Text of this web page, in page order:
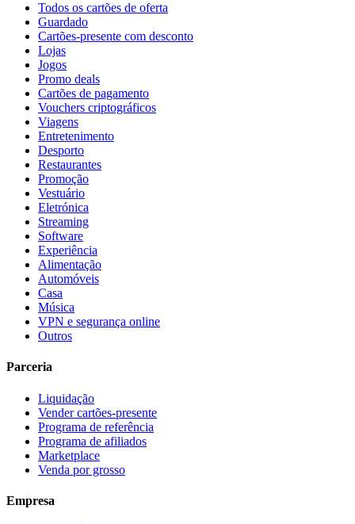
Todos os cartões de oferta
Guardado
Cartões-presente com desconto
Lojas
Jogos
Promo deals
Cartões de pagamento
Vouchers criptográficos
Viagens
Entretenimento
Desporto
Restaurantes
Promoção
Vestuário
Eletrónica
Streaming
Software
Experiência
Alimentação
Automóveis
Casa
Música
VPN e segurança online
Outros
Parceria
Liquidação
Vender cartões-presente
Programa de referência
Programa de afiliados
Marketplace
Venda por grosso
Empresa